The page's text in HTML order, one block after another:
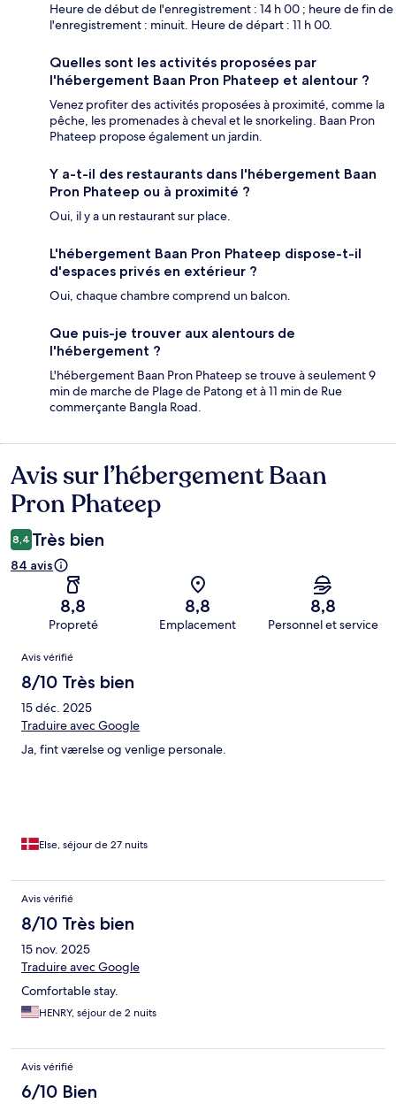
Heure de début de l'enregistrement : 14 h 00 ; heure de fin de
l'enregistrement : minuit. Heure de départ : 11 h 00.
Quelles sont les activités proposées par
l'hébergement Baan Pron Phateep et alentour ?
Venez profiter des activités proposées à proximité, comme la
pêche, les promenades à cheval et le snorkeling. Baan Pron
Phateep propose également un jardin.
Y a-t-il des restaurants dans l'hébergement Baan
Pron Phateep ou à proximité ?
Oui, il y a un restaurant sur place.
L'hébergement Baan Pron Phateep dispose-t-il
d'espaces privés en extérieur ?
Oui, chaque chambre comprend un balcon.
Que puis-je trouver aux alentours de
l'hébergement ?
L'hébergement Baan Pron Phateep se trouve à seulement 9
min de marche de Plage de Patong et à 11 min de Rue
commerçante Bangla Road.
Avis
Avis sur l’hébergement Baan
Pron Phateep
8,4 Très bien
84 avis
8,8
Propreté
8,8
Emplacement
8,8
Personnel et service
Avis
Avis vérifié
8/10 Très bien
15 déc. 2025
Traduire avec Google
Ja, fint værelse og venlige personale.
Else, séjour de 27 nuits
Avis vérifié
8/10 Très bien
15 nov. 2025
Traduire avec Google
Comfortable stay.
HENRY, séjour de 2 nuits
Avis vérifié
6/10 Bien